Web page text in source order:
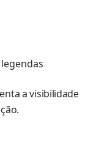
a visibilidade